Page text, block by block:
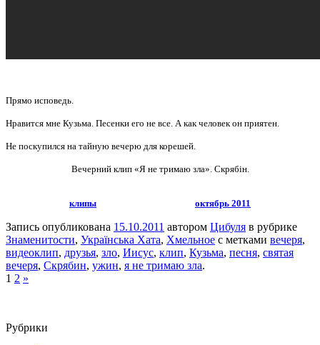
Прямо исповедь.
Нравится мне Кузьма. Песенки его не все. А как человек он приятен.
Не поскупился на тайную вечерю для корешей.
Вечерний клип «Я не тримаю зла». Скрябін.
клипы октябрь 2011
Запись опубликована 15.10.2011 автором Цибуля в рубрике
Знаменитости, Українська Хата, Хмельное с метками вечеря,
видеоклип, друзья, зло, Иисус, клип, Кузьма, песня, святая
вечеря, Скрябин, ужин, я не тримаю зла.
1 2 »
Рубрики